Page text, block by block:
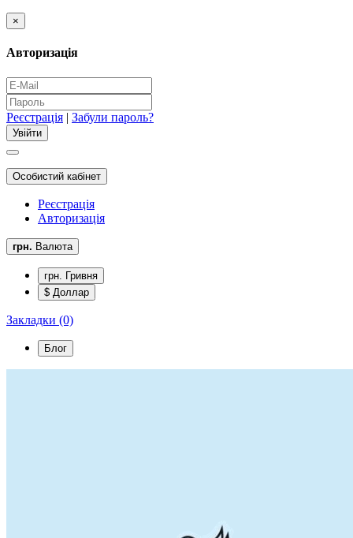
×
Авторизація
Реєстрація | Забули пароль?
Особистий кабінет
Реєстрація
Авторизація
грн. Валюта
грн. Гривня
$ Доллар
Закладки (0)
Блог